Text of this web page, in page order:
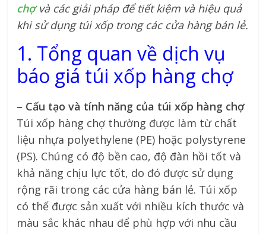
chợvà các giải pháp để tiết kiệm và hiệu quả
khi sử dụng túi xốp trong các cửa hàng bán lẻ.
1. Tổng quan về dịch vụ
báo giá túi xốp hàng chợ
– Cấu tạo và tính năng của túi xốp hàng chợ
Túi xốp hàng chợ thường được làm từ chất
liệu nhựa polyethylene (PE) hoặc polystyrene
(PS). Chúng có độ bền cao, độ đàn hồi tốt và
khả năng chịu lực tốt, do đó được sử dụng
rộng rãi trong các cửa hàng bán lẻ. Túi xốp
có thể được sản xuất với nhiều kích thước và
màu sắc khác nhau để phù hợp với nhu cầu